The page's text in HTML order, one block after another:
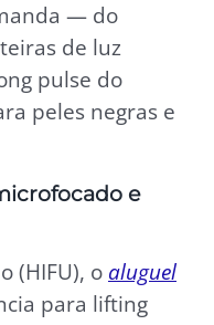
— do
de luz
pulse do
peles negras e
e
(HIFU), o aluguel
para lifting